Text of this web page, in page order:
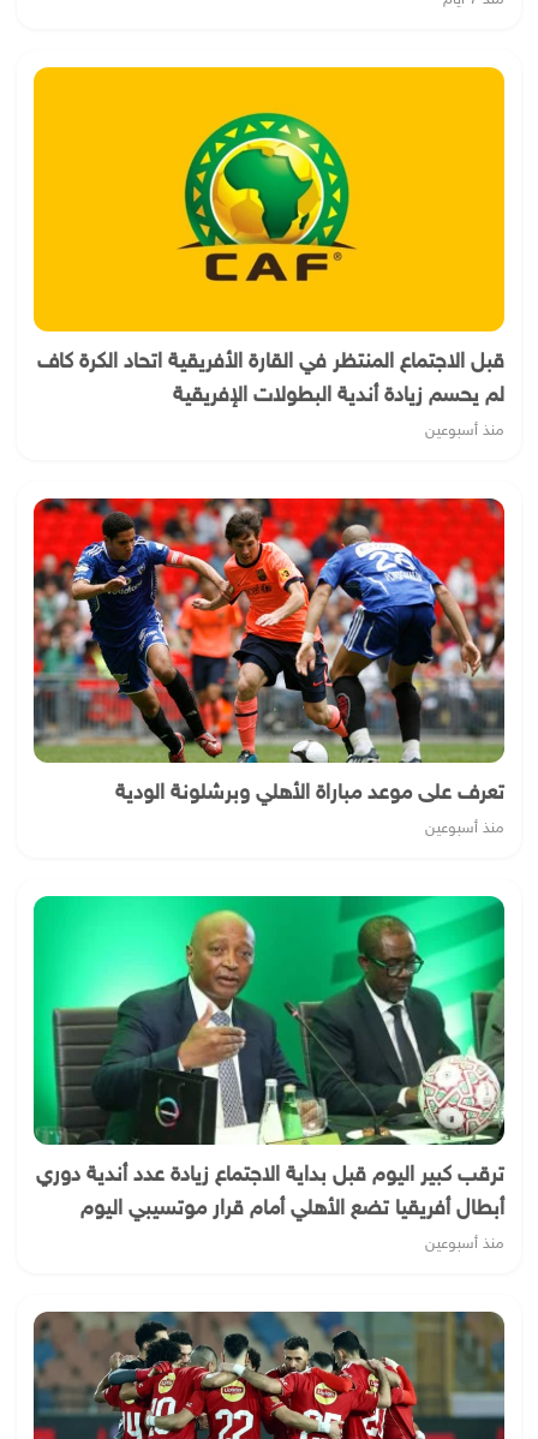
قبل الاجتماع المنتظر في القارة الأفريقية اتحاد الكرة كاف
لم يحسم زيادة أندية البطولات الإفريقية
منذ أسبوعين
تعرف على موعد مباراة الأهلي وبرشلونة الودية
منذ أسبوعين
ترقب كبير اليوم قبل بداية الاجتماع زيادة عدد أندية دوري
أبطال أفريقيا تضع الأهلي أمام قرار موتسيبي اليوم
منذ أسبوعين